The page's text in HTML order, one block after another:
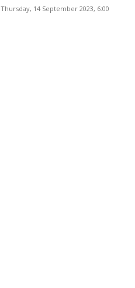
Thursday, 14 September 2023, 6:00